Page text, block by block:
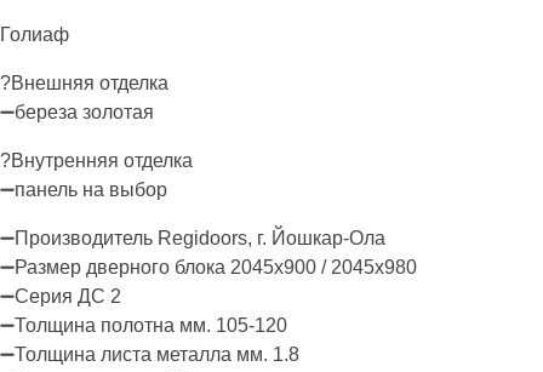
Голиаф
?Внешняя отделка
➖береза золотая
?Внутренняя отделка
➖панель на выбор
➖Производитель Regidoors, г. Йошкар-Ола
➖Размер дверного блока 2045х900 / 2045х980
➖Серия ДС 2
➖Толщина полотна мм. 105-120
➖Толщина листа металла мм. 1.8